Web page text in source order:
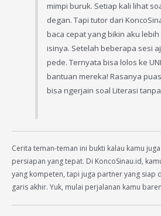
mimpi buruk. Setiap kali lihat
degan. Tapi tutor dari
baca cepat yang bikin aku
isinya. Setelah beberapa sesi
pede. Ternyata bisa lolos ke
bantuan mereka! Rasanya
bisa ngerjain soal Literasi
Cerita teman-teman ini bukti kalau kamu
persiapan yang tepat. Di KoncoSinau.id,
yang kompeten, tapi juga partner yang siap
garis akhir. Yuk, mulai perjalanan kamu